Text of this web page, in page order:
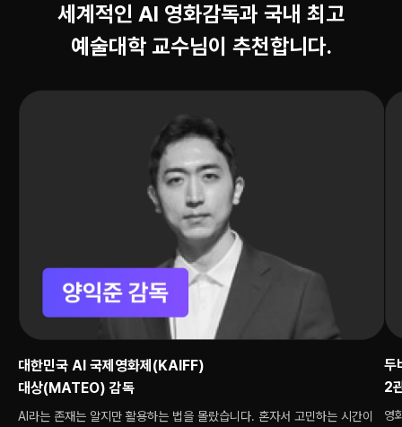
세계적인 AI 영화감독과 국내 최고
예술대학 교수님이 추천합니다.
대한민국 AI 국제영화제(KAIFF)
대상(MATEO) 감독
AI라는 존재는 알지만 활용하는 법을 몰랐습니다. 혼자서 고민하는 시간이
두
2
영